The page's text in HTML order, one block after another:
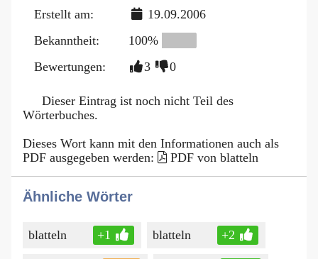
Erstellt am:
19.09.2006
Bekanntheit:
100%
Bewertungen:
3 0
Dieser Eintrag ist noch nicht Teil des
Wörterbuches.
Dieses Wort kann mit den Informationen auch als
PDF ausgegeben werden:
PDF von blatteln
Ähnliche Wörter
blatteln +1 blatteln +2